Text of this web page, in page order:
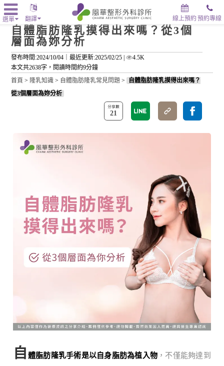
選單 線上預約 預約專線
翻譯
自體脂肪隆乳摸得出來嗎？從3個
層面為妳分析
發布時間:2024/10/04｜最近更新:2025/02/25 |
4.5K
本文共2638字，閱讀時間約9分鐘
首頁 > 隆乳知識 > 自體脂肪隆乳常見問題 >
自體脂肪隆乳摸得出來嗎？
從3個層面為妳分析
21
自 體脂肪隆乳手術是以自身脂肪為植入物 ，不僅能夠達到